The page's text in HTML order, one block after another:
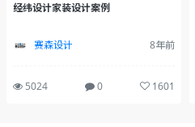
经纬设计家装设计案例
赛森设计 8年前
5024 0 1601